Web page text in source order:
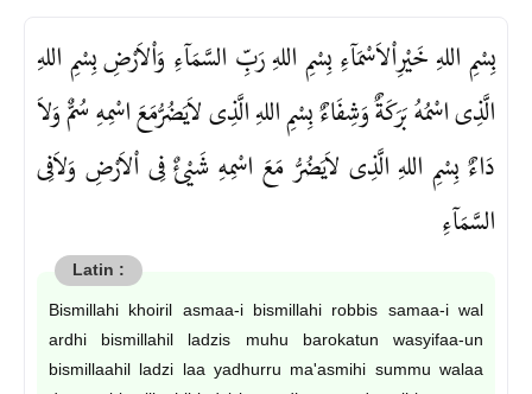
بِسْمِ اللهِ خَيْرِاْلاَسْمَآءِ بِسْمِ اللهِ رَبِّ السَّمَآءِ وَاْلاَرْضِ بِسْمِ اللهِ
الَّذِى اسْمُهُ بَرَكَةٌ وَشِفَاءٌ بِسْمِ اللهِ الَّذِى لاَيَضُرُّمَعَ اسْمِهِ سُمٌّ وَلاَ
دَاءٌ بِسْمِ اللهِ الَّذِى لاَيَضُرُّ مَعَ اسْمِهِ شَيْئٌ فِى اْلاَرْضِ وَلاَفِى
السَّمَآءِ
Bismillahi khoiril asmaa-i bismillahi robbis samaa-i wal
ardhi bismillahil ladzis muhu barokatun wasyifaa-un
bismillaahil ladzi laa yadhurru ma'asmihi summu walaa